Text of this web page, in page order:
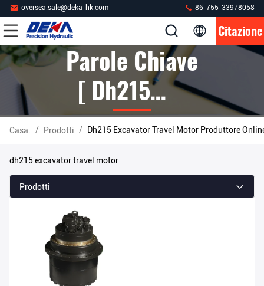
oversea.sale@deka-hk.com 86-755-33978058
Citazione
Parole Chiave
[ Dh215
Excavator
Travel Motor
] Partita 1
Prodotti
Casa. / Prodotti / Dh215 Excavator Travel Motor Produttore
dh215 excavator travel motor
Prodotti